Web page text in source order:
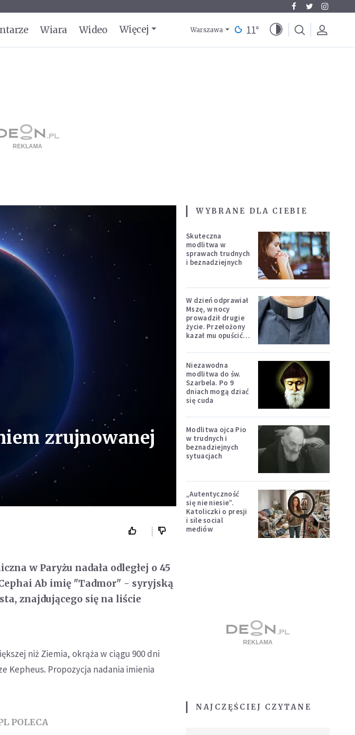
Wiara Wideo Więcej Warszawa 11°
zrujnowanej
w Paryżu nadała odległej o 45
Ab imię "Tadmor" - syryjską
znajdującego się na liście
niż Ziemia, okrąża w ciągu 900 dni
Kepheus. Propozycja nadania imienia
POLECA
WYBRANE DLA CIEBIE
Skuteczna
modlitwa w
sprawach trudnych
i beznadziejnych
W dzień odprawiał
Mszę, w nocy
prowadził drugie
życie. Przełożony
kazał mu opuścić
Niezawodna
modlitwa do św.
Szarbela. Po 9
dniach mogą dziać
się cuda
Modlitwa ojca Pio
w trudnych i
beznadziejnych
sytuacjach
„Autentyczność
się nie niesie”.
Katoliczki o presji
i sile social
mediów
NAJCZĘŚCIEJ CZYTANE